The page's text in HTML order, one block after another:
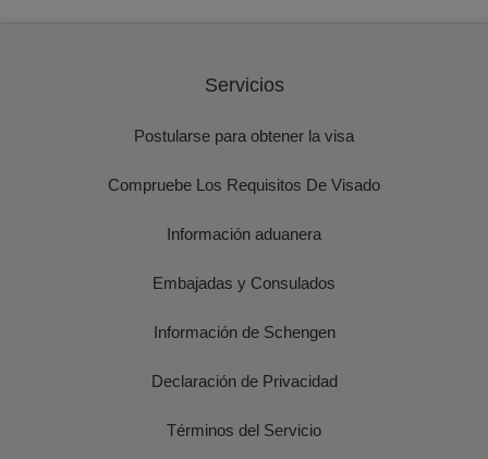
Servicios
Postularse para obtener la visa
Compruebe Los Requisitos De Visado
Información aduanera
Embajadas y Consulados
Información de Schengen
Declaración de Privacidad
Términos del Servicio